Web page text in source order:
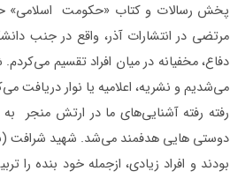
پخش رسالات و کتاب «حکومت اسلامی»
مرتضی در انتشارات آذر، واقع در جنب
دفاع، مخفیانه در میان افراد تقسیم
می‌شدیم و نشریه، اعلامیه یا نوار دریافت
رفته رفته آشنایی‌های ما در ارتش منجر
دوستی هایی هدفمند می‌شد. شهید شرافت
بودند و افراد زیادی، ازجمله خود بنده را